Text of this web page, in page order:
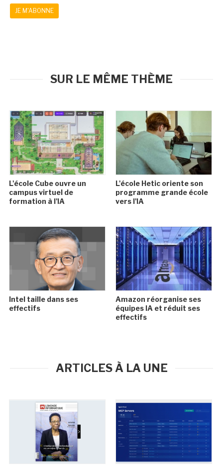
JE M'ABONNE
SUR LE MÊME THÈME
L'école Cube ouvre un
campus virtuel de
formation à l'IA
L'école Hetic oriente son
programme grande école
vers l'IA
Intel taille dans ses
effectifs
Amazon réorganise ses
équipes IA et réduit ses
effectifs
ARTICLES À LA UNE